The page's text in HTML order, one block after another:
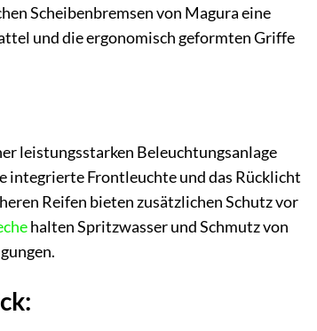
Scheibenbremsen von Magura eine
und die ergonomisch geformten Griffe
leistungsstarken Beleuchtungsanlage
integrierte Frontleuchte und das Rücklicht
Reifen bieten zusätzlichen Schutz vor
halten Spritzwasser und Schmutz von